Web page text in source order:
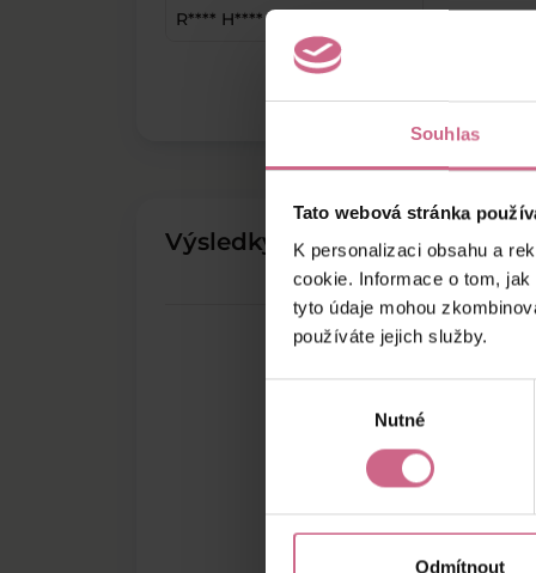
Souhlas
Tato webová stránka
K personalizaci obsahu a
cookie. Informace o tom,
tyto údaje mohou
používáte jejich služby.
Nutné
Odmítnout
R**** H****
Výsledky těžby